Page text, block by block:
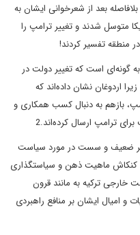
بعد از شعرخوانی ایشان به
متوسل شدند و تغییر ترامپ را
منطقه تفسیر کردند!
گونه‌ای است که تغییر دولت در
اردوغان نشان داده‌اند که
بازهم به دنبال کسب همکاری و
ترامپ ارسال کرده‌اند.2
ضعیف و سست در مورد سیاست
و کنکاش ماهیت ذهن و سیاستگذاری
خارجی ترکیه به مانند قرون
و امیال ایشان بر منافع راهبردی